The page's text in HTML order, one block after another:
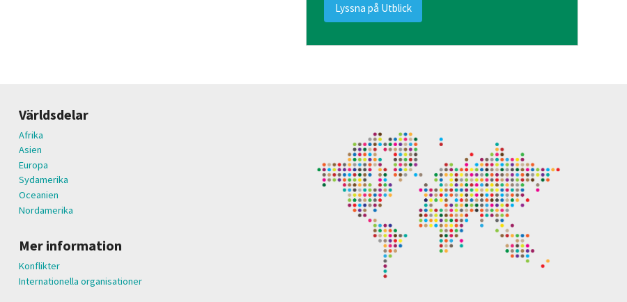
Lyssna på Utblick
Världsdelar
Afrika
Asien
Europa
Sydamerika
Oceanien
Nordamerika
Mer information
Konflikter
Internationella organisationer